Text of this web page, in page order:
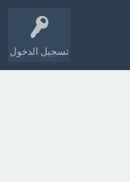
تسجيل الدخول